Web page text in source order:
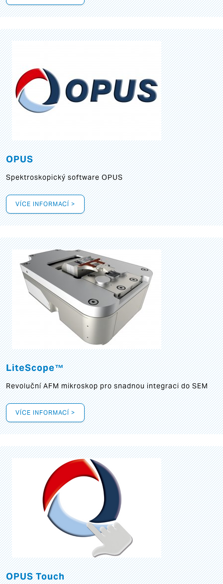
OPUS
Spektroskopický software OPUS
VÍCE INFORMACÍ >
LiteScope™
Revoluční AFM mikroskop pro snadnou integraci do SEM
VÍCE INFORMACÍ >
OPUS Touch